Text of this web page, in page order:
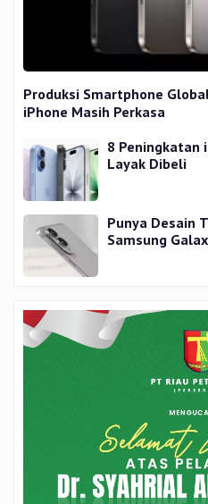
Produksi Smartphone
iPhone Masih Perkasa
8 Peningkatan
Layak Dibeli
Punya Desain
Samsung